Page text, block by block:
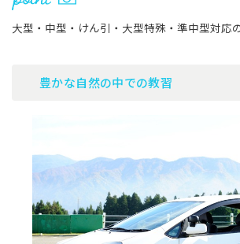
大型・中型・けん引・大型特殊・準中型対応
豊かな自然の中での教習